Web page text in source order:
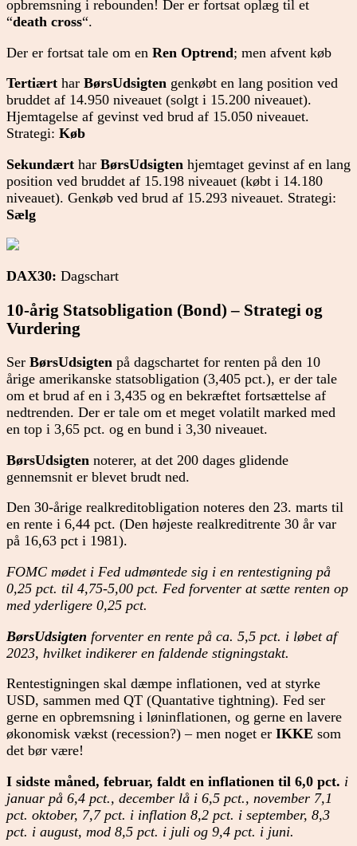
opbremsning i rebounden! Der er fortsat oplæg til et
“death cross“.
Der er fortsat tale om en Ren Optrend; men afvent køb
Tertiært har BørsUdsigten genkøbt en lang position ved
bruddet af 14.950 niveauet (solgt i 15.200 niveauet).
Hjemtagelse af gevinst ved brud af 15.050 niveauet.
Strategi: Køb
Sekundært har BørsUdsigten hjemtaget gevinst af en lang
position ved bruddet af 15.198 niveauet (købt i 14.180
niveauet). Genkøb ved brud af 15.293 niveauet. Strategi:
Sælg
DAX30: Dagschart
10-årig Statsobligation (Bond) – Strategi og
Vurdering
Ser BørsUdsigten på dagschartet for renten på den 10
årige amerikanske statsobligation (3,405 pct.), er der tale
om et brud af en i 3,435 og en bekræftet fortsættelse af
nedtrenden. Der er tale om et meget volatilt marked med
en top i 3,65 pct. og en bund i 3,30 niveauet.
BørsUdsigten noterer, at det 200 dages glidende
gennemsnit er blevet brudt ned.
Den 30-årige realkreditobligation noteres den 23. marts til
en rente i 6,44 pct. (Den højeste realkreditrente 30 år var
på 16,63 pct i 1981).
FOMC mødet i Fed udmøntede sig i en rentestigning på
0,25 pct. til 4,75-5,00 pct. Fed forventer at sætte renten op
med yderligere 0,25 pct.
BørsUdsigten forventer en rente på ca. 5,5 pct. i løbet af
2023, hvilket indikerer en faldende stigningstakt.
Rentestigningen skal dæmpe inflationen, ved at styrke
USD, sammen med QT (Quantative tightning). Fed ser
gerne en opbremsning i løninflationen, og gerne en lavere
økonomisk vækst (recession?) – men noget er IKKE som
det bør være!
I sidste måned, februar, faldt en inflationen til 6,0 pct. i
januar på 6,4 pct., december lå i 6,5 pct., november 7,1
pct. oktober, 7,7 pct. i inflation 8,2 pct. i september, 8,3
pct. i august, mod 8,5 pct. i juli og 9,4 pct. i juni.